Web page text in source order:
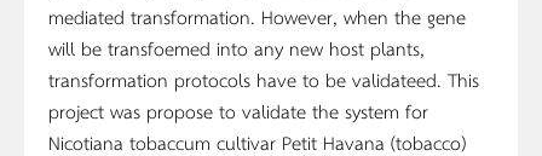
mediated transformation. However, when the gene
will be transfoemed into any new host plants,
transformation protocols have to be validateed. This
project was propose to validate the system for
Nicotiana tobaccum cultivar Petit Havana (tobacco)